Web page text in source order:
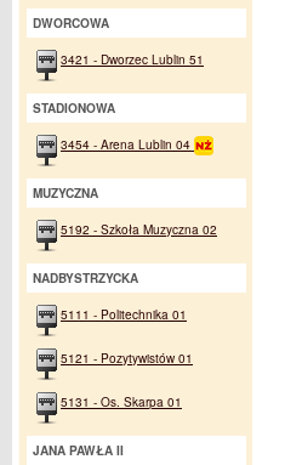
DWORCOWA
3421 - Dworzec Lublin 51
STADIONOWA
3454 - Arena Lublin 04
MUZYCZNA
5192 - Szkoła Muzyczna 02
NADBYSTRZYCKA
5111 - Politechnika 01
5121 - Pozytywistów 01
5131 - Os. Skarpa 01
JANA PAWŁA II